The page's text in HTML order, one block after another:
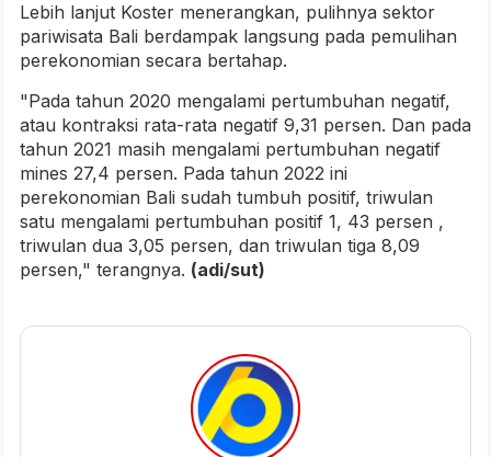
Lebih lanjut Koster menerangkan, pulihnya sektor
pariwisata Bali berdampak langsung pada pemulihan
perekonomian secara bertahap.
"Pada tahun 2020 mengalami pertumbuhan negatif,
atau kontraksi rata-rata negatif 9,31 persen. Dan pada
tahun 2021 masih mengalami pertumbuhan negatif
mines 27,4 persen. Pada tahun 2022 ini
perekonomian Bali sudah tumbuh positif, triwulan
satu mengalami pertumbuhan positif 1, 43 persen ,
triwulan dua 3,05 persen, dan triwulan tiga 8,09
persen," terangnya. (adi/sut)